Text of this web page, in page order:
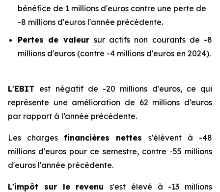
bénéfice de 1 millions d'euros contre une perte de
-8 millions d'euros l'année précédente.
Pertes de valeur sur actifs non courants de -8
millions d'euros (contre -4 millions d'euros en 2024).
L'EBIT est négatif de -20 millions d'euros, ce qui
représente une amélioration de 62 millions d’euros
par rapport à l’année précédente.
Les charges financières nettes s'élèvent à -48
millions d'euros pour ce semestre, contre -55 millions
d'euros l'année précédente.
L'impôt sur le revenu s'est élevé à -13 millions